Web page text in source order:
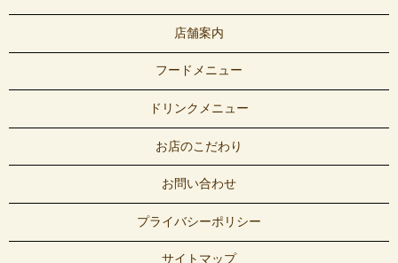
店舗案内
フードメニュー
ドリンクメニュー
お店のこだわり
お問い合わせ
プライバシーポリシー
サイトマップ